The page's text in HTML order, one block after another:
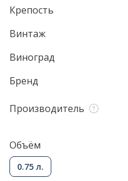
Крепость
Винтаж
Виноград
Бренд
Производитель
Объём
0.75 л.